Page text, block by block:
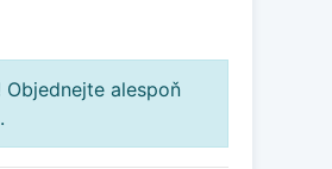
Objednejte alespoň
.